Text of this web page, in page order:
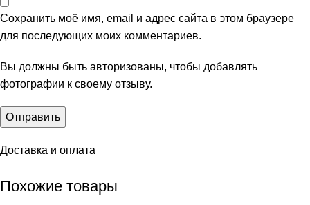
Сохранить моё имя, email и адрес сайта в этом браузере
для последующих моих комментариев.
Вы должны быть авторизованы, чтобы добавлять
фотографии к своему отзыву.
Доставка и оплата
Похожие товары